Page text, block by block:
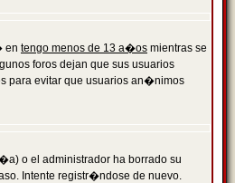
en tengo menos de 13 a�os mientras se
foros dejan que sus usuarios
para evitar que usuarios an�nimos
o el administrador ha borrado su
Intente registr�ndose de nuevo.